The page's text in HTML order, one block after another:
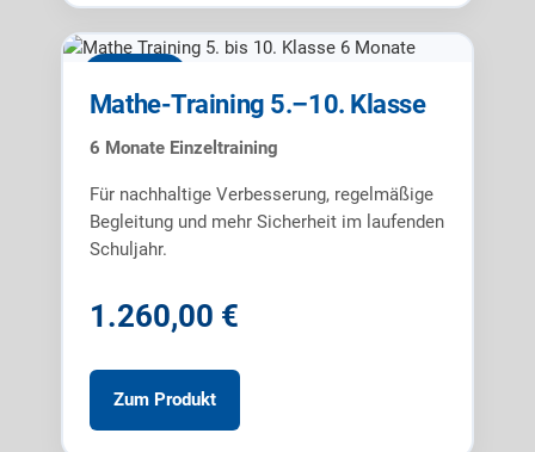
Mathe-Training 5.–10. Klasse
6 Monate Einzeltraining
Für nachhaltige Verbesserung, regelmäßige
Begleitung und mehr Sicherheit im laufenden
Schuljahr.
1.260,00 €
Zum Produkt